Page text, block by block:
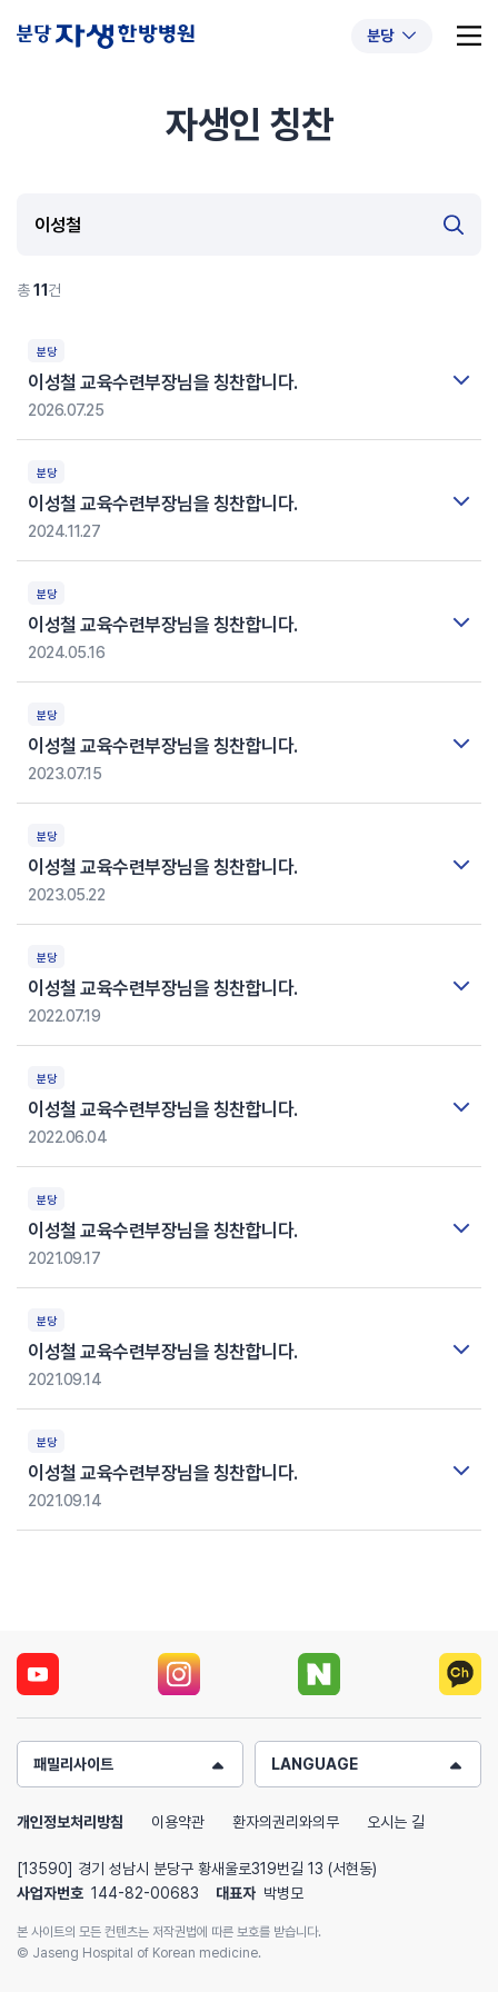
분당
자생인 칭찬
총11 건
분당
이성철 교육수련부장님을 칭찬합니다.
2026.07.25
분당
이성철 교육수련부장님을 칭찬합니다.
2024.11.27
분당
이성철 교육수련부장님을 칭찬합니다.
2024.05.16
분당
이성철 교육수련부장님을 칭찬합니다.
2023.07.15
분당
이성철 교육수련부장님을 칭찬합니다.
2023.05.22
분당
이성철 교육수련부장님을 칭찬합니다.
2022.07.19
분당
이성철 교육수련부장님을 칭찬합니다.
2022.06.04
분당
이성철 교육수련부장님을 칭찬합니다.
2021.09.17
분당
이성철 교육수련부장님을 칭찬합니다.
2021.09.14
분당
이성철 교육수련부장님을 칭찬합니다.
2021.09.14
패밀리사이트 LANGUAGE
개인정보처리방침 이용약관 환자의권리와의무 오시는 길
[13590] 경기 성남시 분당구 황새울로319번길 13 (서현동)
사업자번호 144-82-00683 대표자 박병모
본 사이트의 모든 컨텐츠는 저작권법에 따른 보호를 받습니다.
© Jaseng Hospital of Korean medicine.